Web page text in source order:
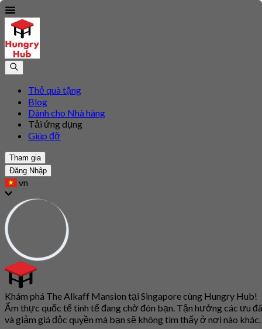
Thẻ quà tặng
Blog
Dành cho Nhà hàng
Tải ứng dụng
Giúp đỡ
Tham gia
Đăng Nhập
vn
Khám phá The Alkaff Mansion tại Singapore cùng Hungry Hub!
Ẩm thực quốc tế tinh tế đang chờ đón bạn. Tận hưởng các ưu
và giảm giá độc quyền mà bạn sẽ không tìm thấy ở nơi nào khác.